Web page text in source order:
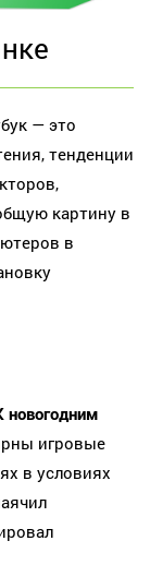
— это
тенденции
картину в
в
новогодним
игровые
в условиях